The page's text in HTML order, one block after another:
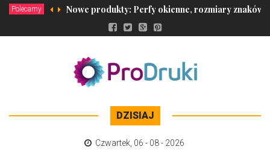
Polecamy Nowe produkty: Perfy okienne, rozmiary znaków
DZISIAJ
Czwartek 06 - 08 - 2026